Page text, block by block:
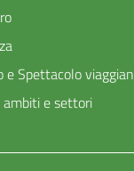
e Spettacolo
e settori